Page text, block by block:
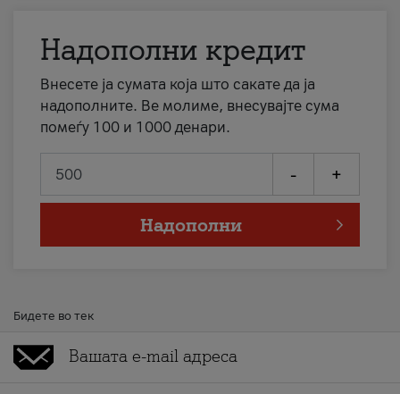
Надополни кредит
Внесете ја сумата која што сакате да ја
надополните. Ве молиме, внесувајте сума
помеѓу 100 и 1000 денари.
- +
Надополни
Бидете во тек